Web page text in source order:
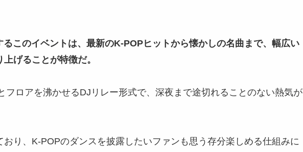
このイベントは、最新のK-POPヒットから懐かしの名曲まで、幅広い
げることが特徴だ。
フロアを沸かせるDJリレー形式で、深夜まで途切れることのない熱気が
おり、K-POPのダンスを披露したいファンも思う存分楽しめる仕組みに